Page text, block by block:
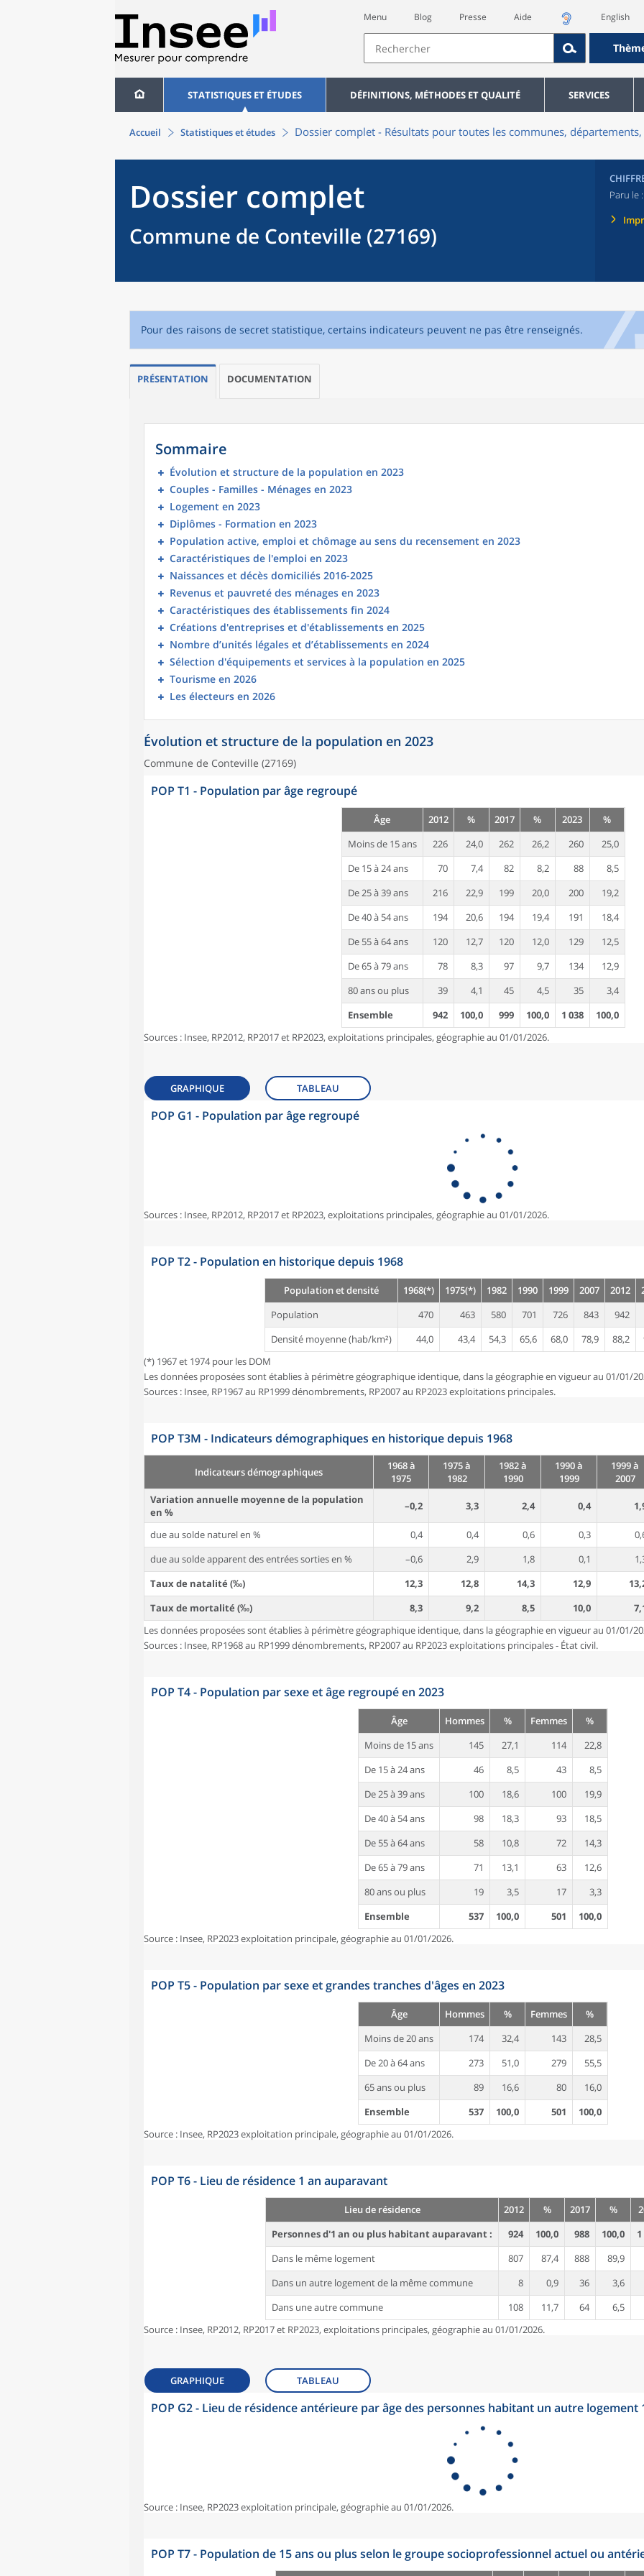
Menu Blog Presse Aide English
STATISTIQUES ET ÉTUDES DÉFINITIONS, MÉTHODES ET QUALITÉ SERVICES
Accueil Statistiques et études Dossier complet - Résultats pour toutes les communes,
Dossier complet
Commune de Conteville (27169)
Paru le
Pour des raisons de secret statistique, certains indicateurs peuvent ne pas être renseignés.
PRÉSENTATION DOCUMENTATION
Sommaire
Évolution et structure de la population en 2023
Couples - Familles - Ménages en 2023
Logement en 2023
Diplômes - Formation en 2023
Population active, emploi et chômage au sens du recensement en 2023
Caractéristiques de l'emploi en 2023
Naissances et décès domiciliés 2016-2025
Revenus et pauvreté des ménages en 2023
Caractéristiques des établissements fin 2024
Créations d'entreprises et d'établissements en 2025
Nombre d’unités légales et d’établissements en 2024
Sélection d'équipements et services à la population en 2025
Tourisme en 2026
Les électeurs en 2026
Évolution et structure de la population en 2023
Commune de Conteville (27169)
POP T1 - Population par âge regroupé
Âge 2012 % 2017 % 2023
%
Moins de 15 ans
226 24,0 262 26,2 260
25,0
De 15 à 24 ans
70 7,4 82 8,2 88
8,5
De 25 à 39 ans
216 22,9 199 20,0 200
19,2
De 40 à 54 ans
194 20,6 194 19,4 191
18,4
De 55 à 64 ans
120 12,7 120 12,0 129
12,5
De 65 à 79 ans
78 8,3 97 9,7 134
12,9
80 ans ou plus
39 4,1 45 4,5 35
3,4
Ensemble
942 100,0 999 100,0 1 038
100,0
Sources : Insee, RP2012, RP2017 et RP2023, exploitations principales, géographie au 01/01/2026.
GRAPHIQUE TABLEAU
POP G1 - Population par âge regroupé
Sources : Insee, RP2012, RP2017 et RP2023, exploitations principales, géographie au 01/01/2026.
POP T2 - Population en historique depuis 1968
Population et densité 1968(*) 1975(*) 1982 1990 1999 2007 2012
Population
470 463 580 701 726 843
942
Densité moyenne (hab/km²)
44,0 43,4 54,3 65,6 68,0 78,9 88,2
(*) 1967 et 1974 pour les DOM
Les données proposées sont établies à périmètre géographique identique, dans la géographie en vigueur au 01/01/
Sources : Insee, RP1967 au RP1999 dénombrements, RP2007 au RP2023 exploitations principales.
POP T3M - Indicateurs démographiques en historique depuis 1968
Indicateurs démographiques
1968 à
1975
1975 à
1982
1982 à
1990
1990 à
1999
1999 à
2007
Variation annuelle moyenne de la population
en %
–0,2 3,3 2,4 0,4
due au solde naturel en % 0,4 0,4 0,6 0,3
due au solde apparent des entrées sorties en %
–0,6 2,9 1,8 0,1
Taux de natalité (‰)
12,3 12,8 14,3 12,9
Taux de mortalité (‰)
8,3 9,2 8,5 10,0
Les données proposées sont établies à périmètre géographique identique, dans la géographie en vigueur au 01/01/
Sources : Insee, RP1968 au RP1999 dénombrements, RP2007 au RP2023 exploitations principales - État civil.
POP T4 - Population par sexe et âge regroupé en 2023
Âge Hommes % Femmes
%
Moins de 15 ans
145 27,1 114
22,8
De 15 à 24 ans
46 8,5 43
8,5
De 25 à 39 ans
100 18,6 100
19,9
De 40 à 54 ans
98 18,3 93
18,5
De 55 à 64 ans
58 10,8 72
14,3
De 65 à 79 ans
71 13,1 63
12,6
80 ans ou plus
19 3,5 17
3,3
Ensemble
537 100,0 501
100,0
Source : Insee, RP2023 exploitation principale, géographie au 01/01/2026.
POP T5 - Population par sexe et grandes tranches d'âges en 2023
Âge Hommes % Femmes
%
Moins de 20 ans
174 32,4 143
28,5
De 20 à 64 ans
273 51,0 279
55,5
65 ans ou plus
89 16,6 80
16,0
Ensemble
537 100,0 501
100,0
Source : Insee, RP2023 exploitation principale, géographie au 01/01/2026.
POP T6 - Lieu de résidence 1 an auparavant
Lieu de résidence 2012 % 2017 %
Personnes d'1 an ou plus habitant auparavant :
924 100,0 988 100,0
Dans le même logement
807 87,4 888
89,9
Dans un autre logement de la même commune
8 0,9 36
3,6
Dans une autre commune
108 11,7 64
6,5
Source : Insee, RP2012, RP2017 et RP2023, exploitations principales, géographie au 01/01/2026.
GRAPHIQUE TABLEAU
POP G2 - Lieu de résidence antérieure par âge des personnes habitant un autre logement
Source : Insee, RP2023 exploitation principale, géographie au 01/01/2026.
POP T7 - Population de 15 ans ou plus selon le groupe socioprofessionnel actuel ou